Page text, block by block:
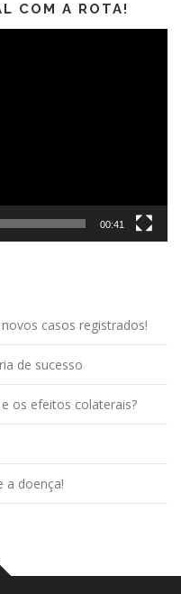
COM A ROTA!
00:41
casos registrados!
de sucesso
os efeitos colaterais?
a doença!